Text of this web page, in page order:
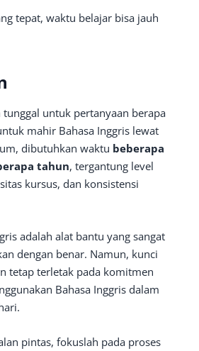
tepat, waktu belajar bisa jauh
tunggal untuk pertanyaan berapa
mahir Bahasa Inggris lewat
dibutuhkan waktu beberapa
tahun, tergantung level
kursus, dan konsistensi
adalah alat bantu yang sangat
dengan benar. Namun, kunci
tetap terletak pada komitmen
Bahasa Inggris dalam
pintas, fokuslah pada proses